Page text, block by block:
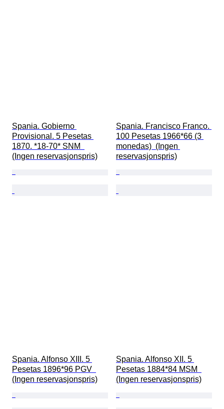
Spania. Gobierno
Provisional. 5 Pesetas
1870. *18-70* SNM
(Ingen reservasjonspris)
Spania. Francisco Franco.
100 Pesetas 1966*66 (3
monedas)  (Ingen
reservasjonspris)
Spania. Alfonso XIII. 5
Pesetas 1896*96 PGV
(Ingen reservasjonspris)
Spania. Alfonso XII. 5
Pesetas 1884*84 MSM
(Ingen reservasjonspris)